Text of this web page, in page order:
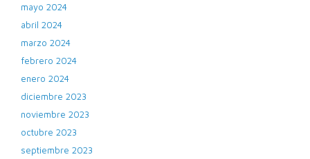
mayo 2024
abril 2024
marzo 2024
febrero 2024
enero 2024
diciembre 2023
noviembre 2023
octubre 2023
septiembre 2023